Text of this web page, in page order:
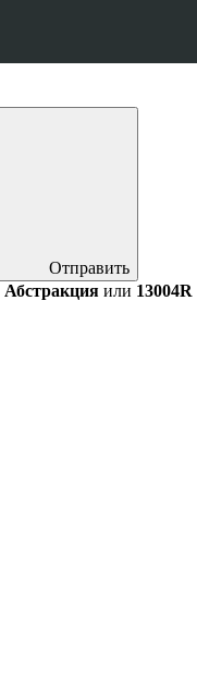
Отправить
Абстракция или 13004R